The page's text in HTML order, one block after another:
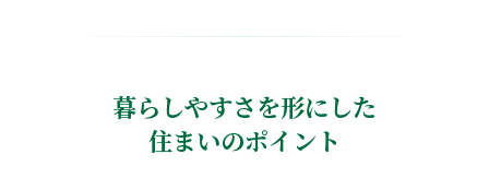
暮らしやすさを形にした
住まいのポイント